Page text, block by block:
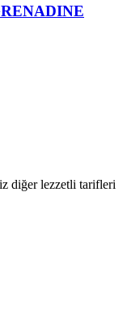
diğer lezzetli tarifleri